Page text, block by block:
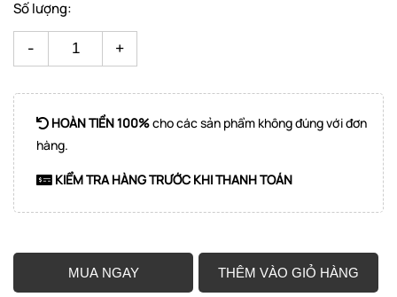
Số lượng:
- +
HOÀN TIỀN 100%cho các sản phẩm không đúng với đơn
hàng.
KIỂM TRA HÀNG TRƯỚC KHI THANH TOÁN
MUA NGAY THÊM VÀO GIỎ HÀNG